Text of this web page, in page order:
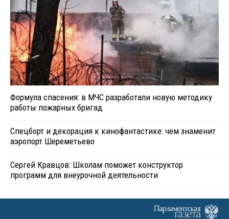
Формула спасения: в МЧС разработали новую методику
работы пожарных бригад
Спецборт и декорация к кинофантастике: чем знаменит
аэропорт Шереметьево
Сергей Кравцов: Школам поможет конструктор
программ для внеурочной деятельности